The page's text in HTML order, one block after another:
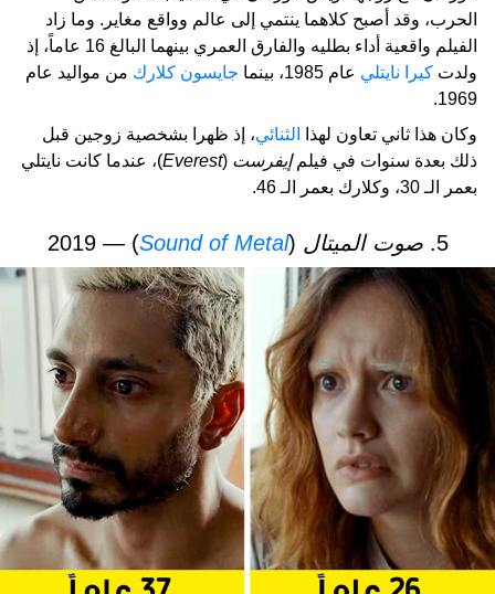
الحرب، وقد أصبح كلاهما ينتمي إلى عالم وواقع مغاير. وما زاد
الفيلم واقعية أداء بطليه والفارق العمري بينهما البالغ 16 عاماً، إذ
ولدت كيرا نايتلي عام 1985، بينما جايسون كلارك من مواليد عام
1969.
وكان هذا ثاني تعاون لهذا
الثنائي، إذ ظهرا بشخصية زوجين قبل
ذلك بعدة سنوات في فيلمإيفرست (
Everest)، عندما كانت نايتلي
بعمر الـ 30، وكلارك بعمر الـ 46.
5. صوت الميتال (
Sound of Metal
) — 2019